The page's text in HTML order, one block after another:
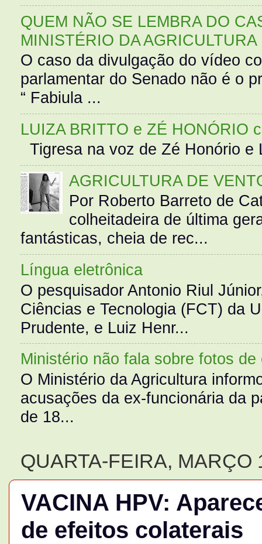
QUEM NÃO SE LEMBRA DO
MINISTÉRIO DA AGRICULTURA
O caso da divulgação do vídeo
parlamentar do Senado não é o
“ Fabiula ...
LUIZA BRITTO e ZÉ HONÓRIO
Tigresa na voz de Zé Honório
AGRICULTURA DE
Por Roberto Barreto de
colheitadeira de última
fantásticas, cheia de rec...
Língua eletrônica
O pesquisador Antonio Riul
Ciências e Tecnologia (FCT) da
Prudente, e Luiz Henr...
Ministério não fala sobre fotos de
O Ministério da Agricultura
acusações da ex-funcionária da
de 18...
QUARTA-FEIRA, MARÇO
VACINA HPV:
de efeitos colaterais